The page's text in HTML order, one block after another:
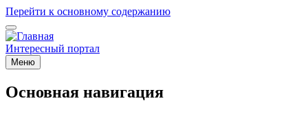
Перейти к основному содержанию
Интересный портал
Меню
Основная навигация